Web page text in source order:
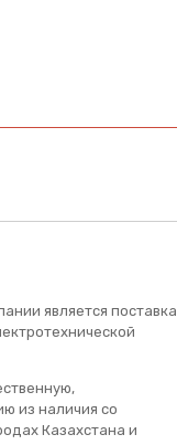
является поставка
из наличия со
Казахстана и